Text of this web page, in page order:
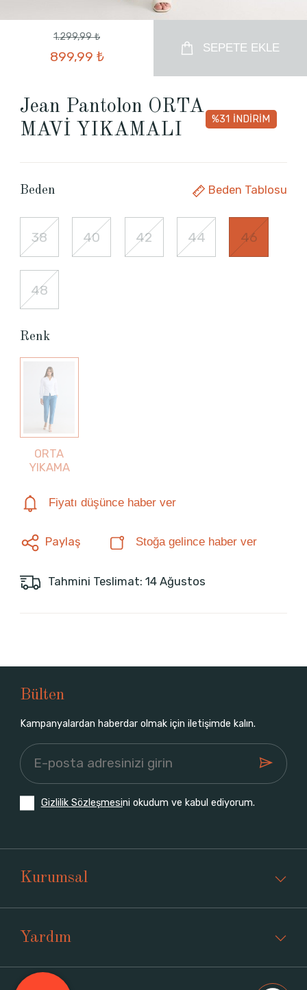
1.299,99 ₺
899,99 ₺
SEPETE EKLE
Jean Pantolon ORTA
MAVİ YIKAMALI
%31 İNDİRİM
Beden Beden Tablosu
38 40 42 44 46
48
Renk
ORTA
YIKAMA
Fiyatı düşünce haber ver
Paylaş Stoğa gelince haber ver
Tahmini Teslimat: 14 Ağustos
Bülten
Kampanyalardan haberdar olmak için iletişimde kalın.
Gizlilik Sözleşmesini okudum ve kabul ediyorum.
Kurumsal
Yardım